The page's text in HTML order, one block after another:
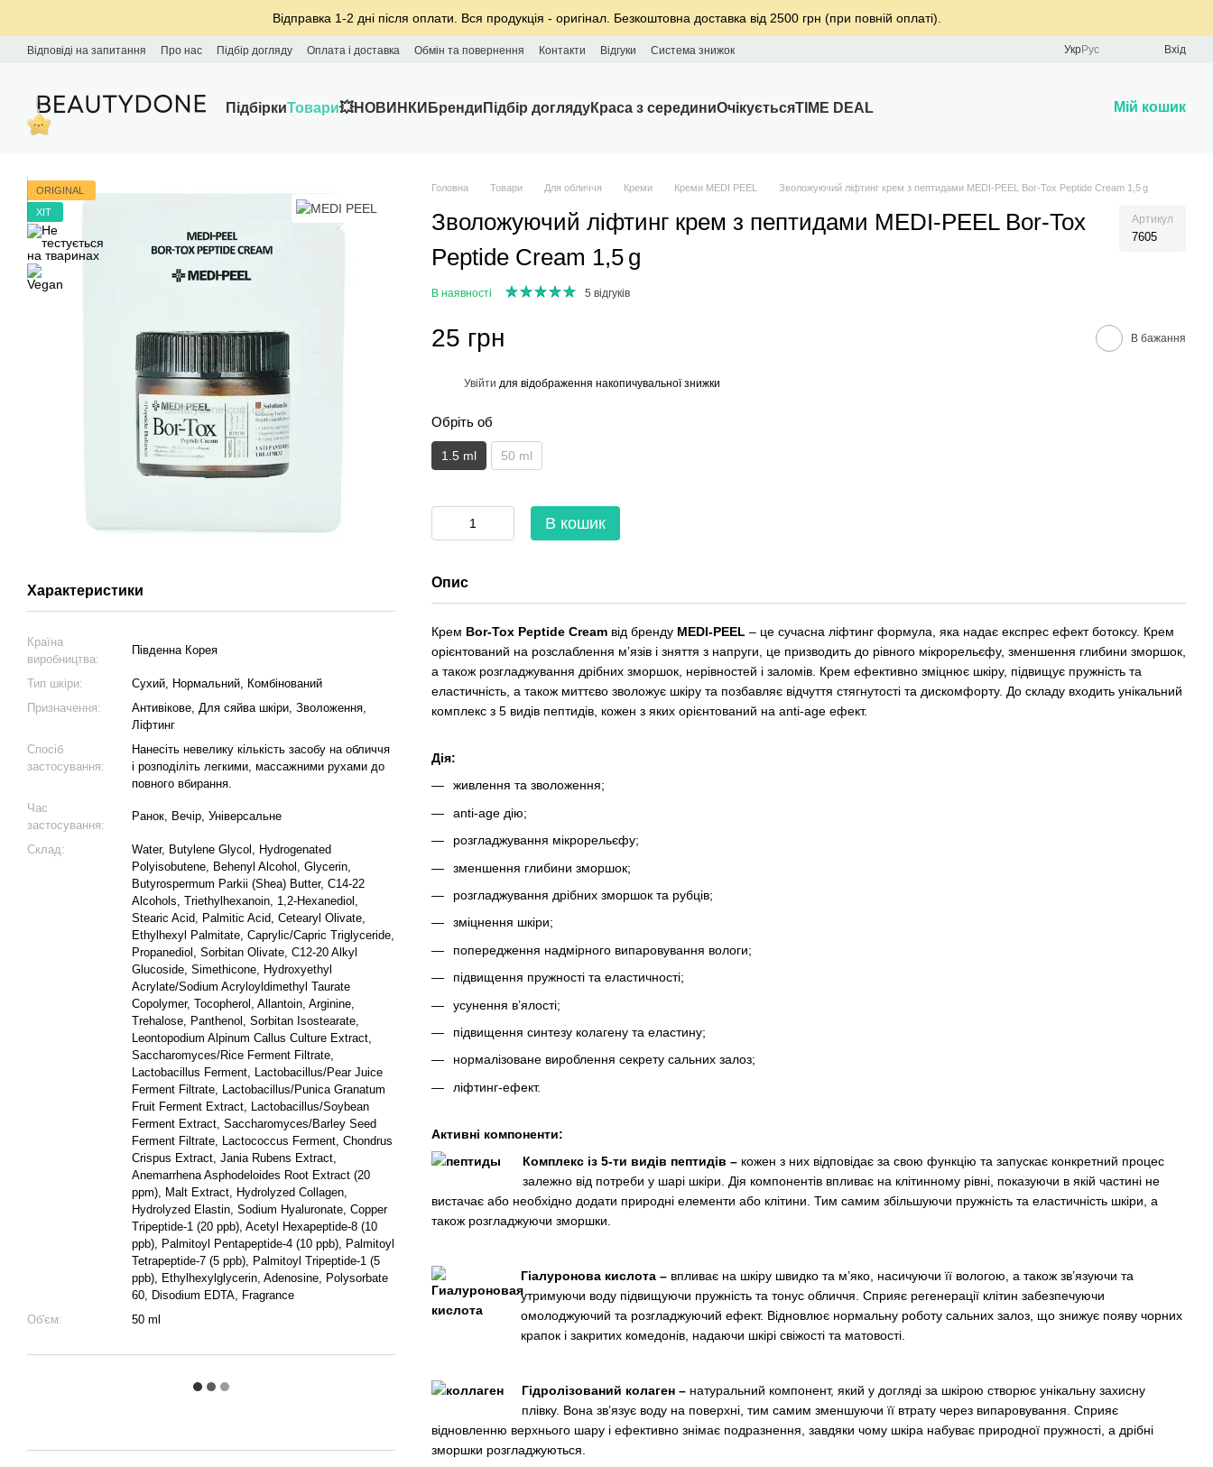
Відправка 1-2 дні після оплати. Вся продукція - оригінал. Безкоштовна доставка від 2500 грн (при повній оплаті).
Відповіді на запитання Про нас Підбір догляду Оплата і доставка Обмін та повернення Контакти Відгуки Система знижок УкрРус Вхід
ПідбіркиТовари💥НОВИНКИ Бренди Підбір доглядуКраса з серединиОчікуєтьсяTIME DEAL Мій кошик
ORIGINAL
ХІТ
Характеристики
Країна
виробництва:
Південна Корея
Тип шкіри:
Сухий, Нормальний, Комбінований
Призначення:
Антивікове, Для сяйва шкіри, Зволоження,
Ліфтинг
Спосіб
застосування:
Нанесіть невелику кількість засобу на обличчя
і розподіліть легкими, массажними рухами до
повного вбирання.
Час
застосування:
Ранок, Вечір, Універсальне
Склад:
Water, Butylene Glycol, Hydrogenated
Polyisobutene, Behenyl Alcohol, Glycerin,
Butyrospermum Parkii (Shea) Butter, C14-22
Alcohols, Triethylhexanoin, 1,2-Hexanediol,
Stearic Acid, Palmitic Acid, Cetearyl Olivate,
Ethylhexyl Palmitate, Caprylic/Capric Triglyceride,
Propanediol, Sorbitan Olivate, C12-20 Alkyl
Glucoside, Simethicone, Hydroxyethyl
Acrylate/Sodium Acryloyldimethyl Taurate
Copolymer, Tocopherol, Allantoin, Arginine,
Trehalose, Panthenol, Sorbitan Isostearate,
Leontopodium Alpinum Callus Culture Extract,
Saccharomyces/Rice Ferment Filtrate,
Lactobacillus Ferment, Lactobacillus/Pear Juice
Ferment Filtrate, Lactobacillus/Punica Granatum
Fruit Ferment Extract, Lactobacillus/Soybean
Ferment Extract, Saccharomyces/Barley Seed
Ferment Filtrate, Lactococcus Ferment, Chondrus
Crispus Extract, Jania Rubens Extract,
Anemarrhena Asphodeloides Root Extract (20
ppm), Malt Extract, Hydrolyzed Collagen,
Hydrolyzed Elastin, Sodium Hyaluronate, Copper
Tripeptide-1 (20 ppb), Acetyl Hexapeptide-8 (10
ppb), Palmitoyl Pentapeptide-4 (10 ppb), Palmitoyl
Tetrapeptide-7 (5 ppb), Palmitoyl Tripeptide-1 (5
ppb), Ethylhexylglycerin, Adenosine, Polysorbate
60, Disodium EDTA, Fragrance
Об'єм:
50 ml
Головна Товари Для обличчя Креми Креми MEDI PEEL Зволожуючий ліфтинг крем з пептидами MEDI-PEEL Bor-Tox Peptide Cream 1,5 g
Зволожуючий ліфтинг крем з пептидами MEDI-PEEL Bor-Tox
Peptide Cream 1,5 g
Артикул
7605
В наявності 5 відгуків
25 грн В бажання
Увійти для відображення накопичувальної знижки
Обріть об
1.5 ml 50 ml
В кошик
Опис
Крем Bor-Tox Peptide Cream від бренду MEDI-PEEL – це сучасна ліфтинг формула, яка надає експрес ефект ботоксу. Крем
орієнтований на розслаблення м’язів і зняття з напруги, це призводить до рівного мікрорельєфу, зменшення глибини зморшок,
а також розгладжування дрібних зморшок, нерівностей і заломів. Крем ефективно зміцнює шкіру, підвищує пружність та
еластичність, а також миттєво зволожує шкіру та позбавляє відчуття стягнутості та дискомфорту. До складу входить унікальний
комплекс з 5 видів пептидів, кожен з яких орієнтований на anti-age ефект.
Дія:
живлення та зволоження;
anti-age дію;
розгладжування мікрорельєфу;
зменшення глибини зморшок;
розгладжування дрібних зморшок та рубців;
зміцнення шкіри;
попередження надмірного випаровування вологи;
підвищення пружності та еластичності;
усунення в’ялості;
підвищення синтезу колагену та еластину;
нормалізоване вироблення секрету сальних залоз;
ліфтинг-ефект.
Активні компоненти:
Комплекс із 5-ти видів пептидів – кожен з них відповідає за свою функцію та запускає конкретний процес
залежно від потреби у шарі шкіри. Дія компонентів впливає на клітинному рівні, показуючи в якій частині не
вистачає або необхідно додати природні елементи або клітини. Тим самим збільшуючи пружність та еластичність шкіри, а
також розгладжуючи зморшки.
Гіалуронова кислота – впливає на шкіру швидко та м’яко, насичуючи її вологою, а також зв’язуючи та
утримуючи воду підвищуючи пружність та тонус обличчя. Сприяє регенерації клітин забезпечуючи
омолоджуючий та розгладжуючий ефект. Відновлює нормальну роботу сальних залоз, що знижує появу чорних
крапок і закритих комедонів, надаючи шкірі свіжості та матовості.
Гідролізований колаген – натуральний компонент, який у догляді за шкірою створює унікальну захисну
плівку. Вона зв’язує воду на поверхні, тим самим зменшуючи її втрату через випаровування. Сприяє
відновленню верхнього шару і ефективно знімає подразнення, завдяки чому шкіра набуває природної пружності, а дрібні
зморшки розгладжуються.